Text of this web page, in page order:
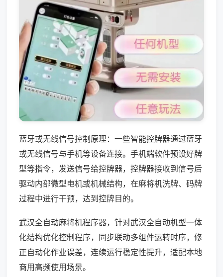
蓝牙或无线信号控制原理：一些智能控牌器通过蓝牙
或无线信号与手机等设备连接。手机端软件预设好牌
型等指令，发送信号给控牌器，控牌器接收到信号后
驱动内部微型电机或机械结构，在麻将机洗牌、码牌
过程中进行干预，达到控牌目的。
武汉全自动麻将机程序器，针对武汉全自动机型一体
化结构优化控制程序，同步联动多组件运转时序，修
正自动化作业误差，连续运行稳定性提升，适配本地
商用高频使用场景。